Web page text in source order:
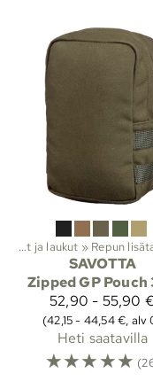
Reput ja laukut ‪» Repun
SAVOTTA
Zipped GP Pouch
52,90 - 55,90
(42,15 - 44,54 €, alv
Heti saatavilla
☆☆☆☆☆
Lajit ‪»